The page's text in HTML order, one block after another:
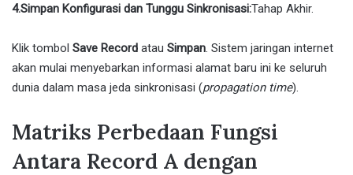
4.Simpan Konfigurasi dan Tunggu Sinkronisasi:Tahap Akhir.
Klik tombol Save Record atau Simpan. Sistem jaringan internet
akan mulai menyebarkan informasi alamat baru ini ke seluruh
dunia dalam masa jeda sinkronisasi (propagation time).
Matriks Perbedaan Fungsi
Antara Record A dengan